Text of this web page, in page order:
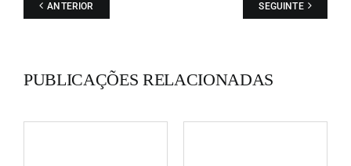
ANTERIOR SEGUINTE
PUBLICAÇÕES RELACIONADAS